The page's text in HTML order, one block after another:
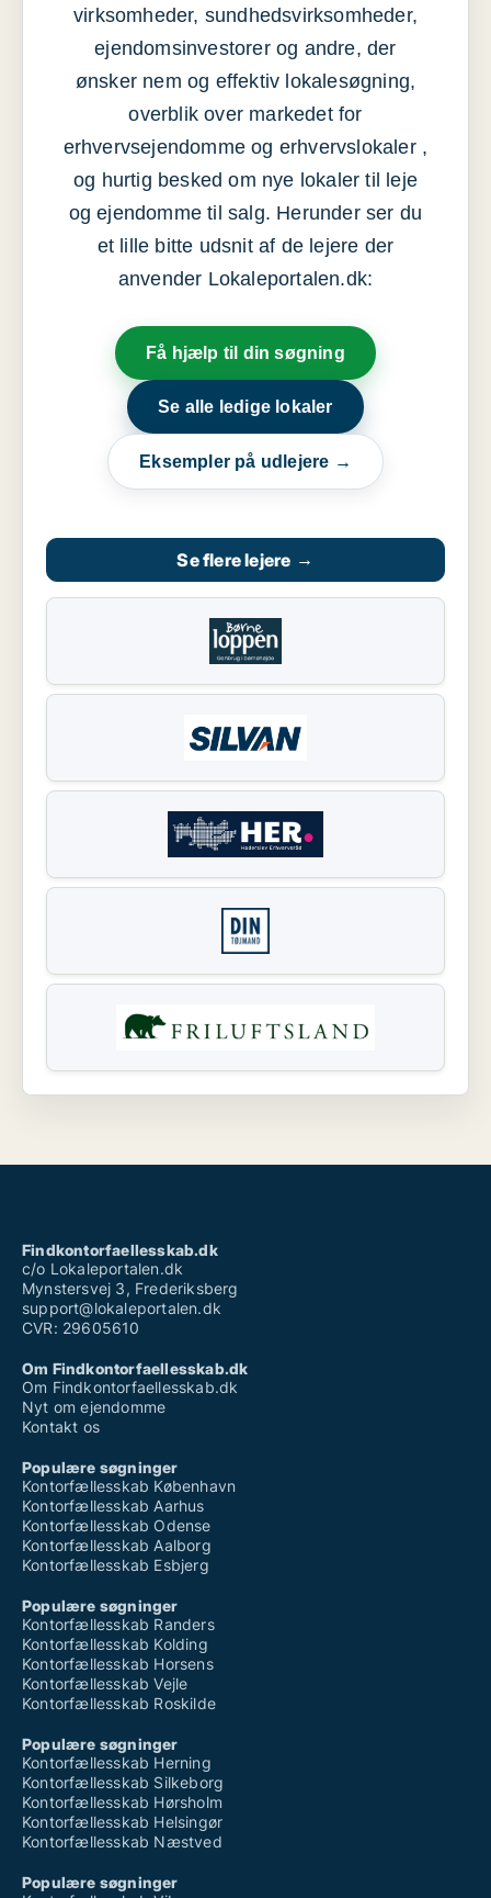
virksomheder, sundhedsvirksomheder,
ejendomsinvestorer og andre, der
ønsker nem og effektiv lokalesøgning,
overblik over markedet for
erhvervsejendomme og erhvervslokaler ,
og hurtig besked om nye lokaler til leje
og ejendomme til salg. Herunder ser du
et lille bitte udsnit af de lejere der
anvender Lokaleportalen.dk:
Få hjælp til din søgning
Se alle ledige lokaler
Eksempler på udlejere →
Se flere lejere →
Findkontorfaellesskab.dk
c/o Lokaleportalen.dk
Mynstersvej 3, Frederiksberg
support@lokaleportalen.dk
CVR: 29605610
Om Findkontorfaellesskab.dk
Om Findkontorfaellesskab.dk
Nyt om ejendomme
Kontakt os
Populære søgninger
Kontorfællesskab København
Kontorfællesskab Aarhus
Kontorfællesskab Odense
Kontorfællesskab Aalborg
Kontorfællesskab Esbjerg
Populære søgninger
Kontorfællesskab Randers
Kontorfællesskab Kolding
Kontorfællesskab Horsens
Kontorfællesskab Vejle
Kontorfællesskab Roskilde
Populære søgninger
Kontorfællesskab Herning
Kontorfællesskab Silkeborg
Kontorfællesskab Hørsholm
Kontorfællesskab Helsingør
Kontorfællesskab Næstved
Populære søgninger